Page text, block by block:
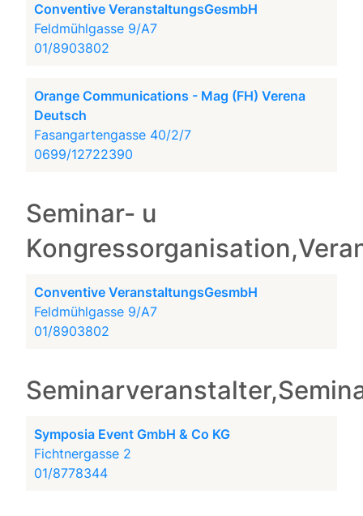
Conventive VeranstaltungsGesmbH
Feldmühlgasse 9/A7
01/8903802
Orange Communications - Mag (FH) Verena
Deutsch
Fasangartengasse 40/2/7
0699/12722390
Seminar- u
Conventive VeranstaltungsGesmbH
Feldmühlgasse 9/A7
01/8903802
Symposia Event GmbH & Co KG
Fichtnergasse 2
01/8778344